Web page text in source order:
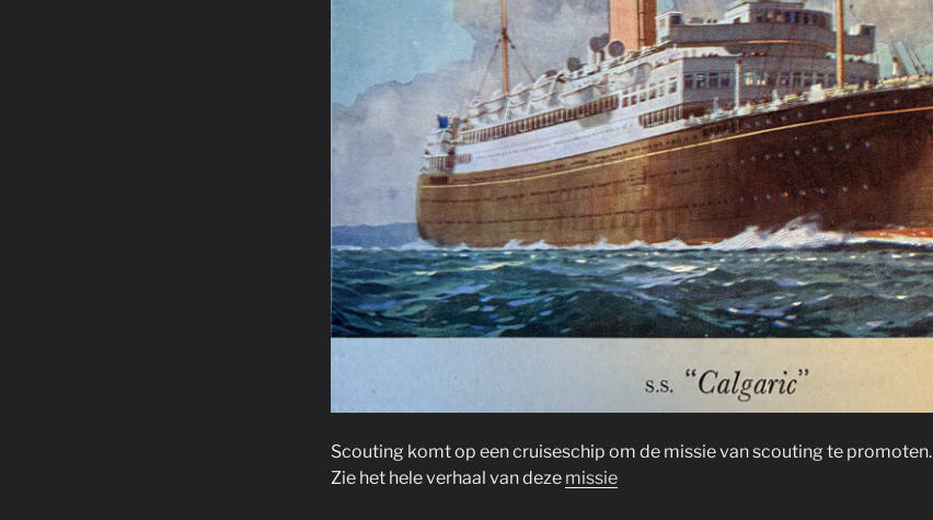
Scouting komt op een cruiseschip om de missie van scouting te promoten.
Zie het hele verhaal van deze missie